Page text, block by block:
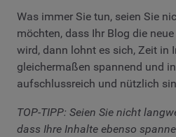
Was immer Sie tun, seien Sie
möchten, dass Ihr Blog die
wird, dann lohnt es sich, Zeit in
gleichermaßen spannend und
aufschlussreich und nützlich
TOP-TIPP: Seien Sie nicht
dass Ihre Inhalte ebenso